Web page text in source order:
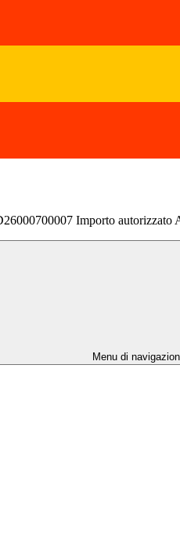
Importo autorizzato
Menu di